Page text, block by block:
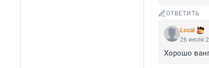
ОТВЕТИТЬ
Local
26 июля
Хорошо